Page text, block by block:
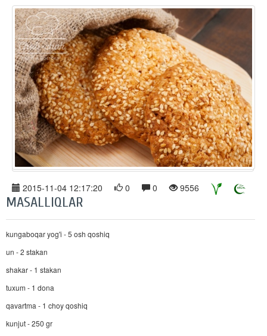
2015-11-04 12:17:20 0 0 9556
MASALLIQLAR
kungaboqar yog'i - 5 osh qoshiq
un - 2 stakan
shakar - 1 stakan
tuxum - 1 dona
qavartma - 1 choy qoshiq
kunjut - 250 gr